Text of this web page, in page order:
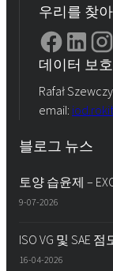
우리를 찾아
데이터 보
Rafał
email:
블로그 뉴스
토양 습윤제 –
9-07-2026
ISO VG 및 SAE
16-04-2026